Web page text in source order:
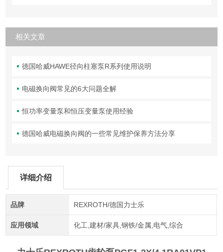
相关文章
德国哈威HAWE径向柱塞泵R系列使用说明
电磁换向阀常见的6大问题全解
恒功率变量泵和恒压变量泵使用经验
德国哈威电磁换向阀的一些常见维护保养方法分享
详细介绍
品牌 REXROTH/德国力士乐
应用领域 化工,建材/家具,钢铁/金属,电气,综合